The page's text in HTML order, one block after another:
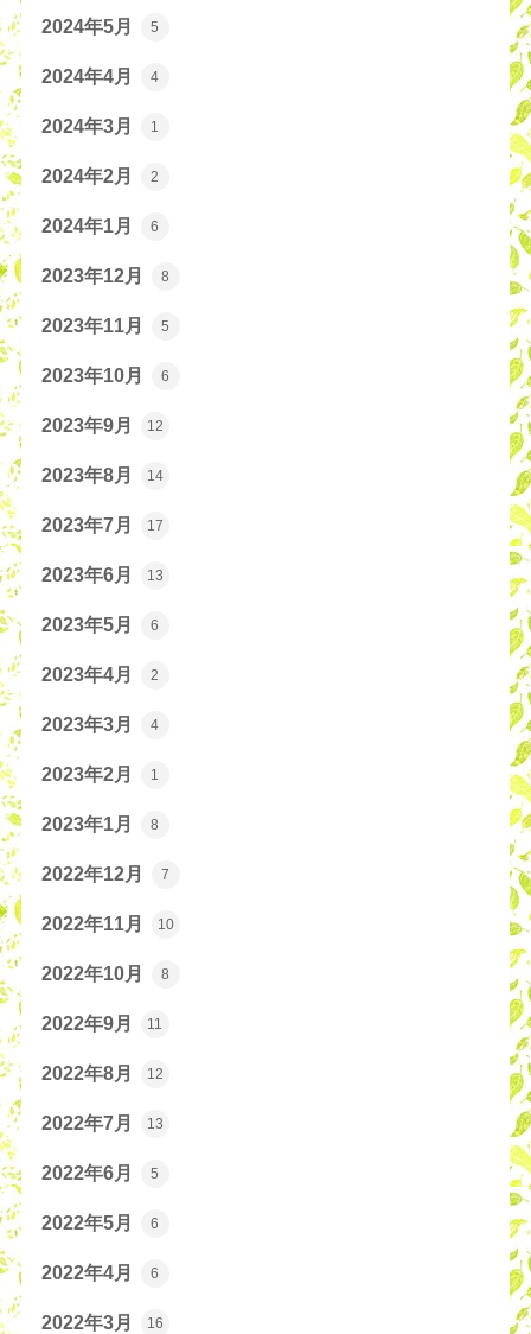
2024年5月 5
2024年4月 4
2024年3月 1
2024年2月 2
2024年1月 6
2023年12月 8
2023年11月 5
2023年10月 6
2023年9月 12
2023年8月 14
2023年7月 17
2023年6月 13
2023年5月 6
2023年4月 2
2023年3月 4
2023年2月 1
2023年1月 8
2022年12月 7
2022年11月 10
2022年10月 8
2022年9月 11
2022年8月 12
2022年7月 13
2022年6月 5
2022年5月 6
2022年4月 6
2022年3月 16